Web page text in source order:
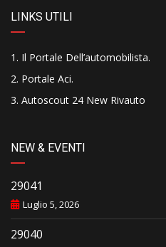
LINKS UTILI
Il Portale Dell’automobilista.
Portale Aci.
Autoscout 24 New Rivauto
NEW & EVENTI
29041
Luglio 5, 2026
29040